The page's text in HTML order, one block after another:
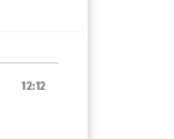
12:12